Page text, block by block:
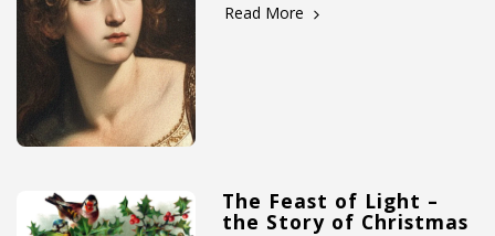
Read More
The Feast of Light –
the Story of Christmas